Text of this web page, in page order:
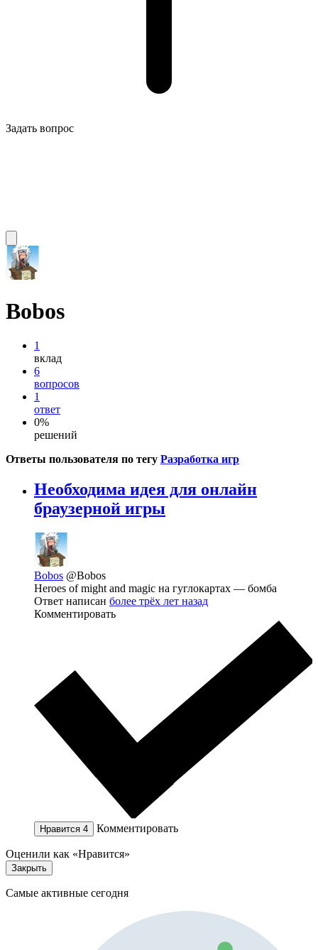
Задать вопрос
Bobos
1
вклад
6
вопросов
1
ответ
0%
решений
Ответы пользователя по тегу Разработка игр
Необходима идея для онлайн
браузерной игры
Bobos @Bobos
Heroes of might and magic на гуглокартах — бомба
Ответ написан более трёх лет назад
Комментировать
Нравится 4 Комментировать
Оценили как «Нравится»
Закрыть
Самые активные сегодня